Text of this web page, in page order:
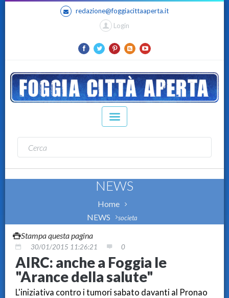
redazione@foggiacittaaperta.it
Login
NEWS
Home
NEWS
societa
Stampa questa pagina
30/01/2015 11:26:21 0
AIRC: anche a Foggia le
"Arance della salute"
L'iniziativa contro i tumori sabato davanti al Pronao